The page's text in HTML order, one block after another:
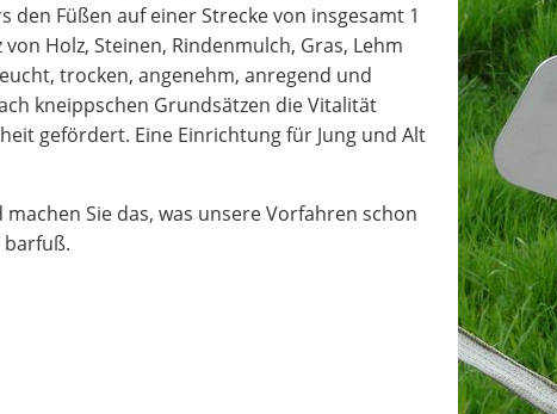
Füßen auf einer Strecke von insgesamt 1
Holz, Steinen, Rindenmulch, Gras, Lehm
trocken, angenehm, anregend und
kneippschen Grundsätzen die Vitalität
gefördert. Eine Einrichtung für Jung und Alt
Sie das, was unsere Vorfahren schon
barfuß.